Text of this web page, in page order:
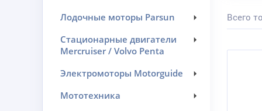
Лодочные моторы Parsun
Стационарные двигатели
Mercruiser / Volvo Penta
Электромоторы Motorguide
Мототехника
Всего